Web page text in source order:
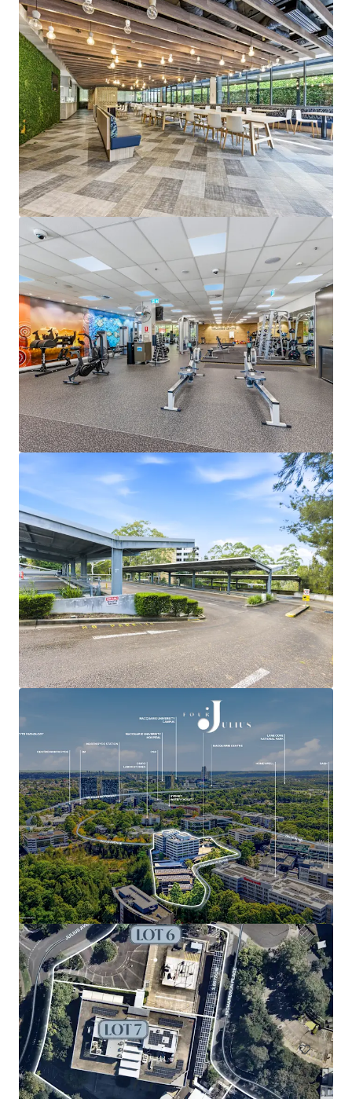
Voir plus
47-97 Marlborough Street, Surry Hills
47-97 Marlborough Street, Surry Hills, NSW, 2010, AU
Bureau